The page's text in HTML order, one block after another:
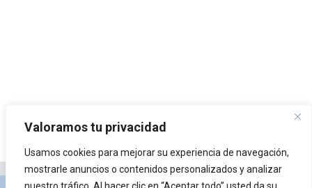
Valoramos tu privacidad
Usamos cookies para mejorar su experiencia de navegación,
mostrarle anuncios o contenidos personalizados y analizar